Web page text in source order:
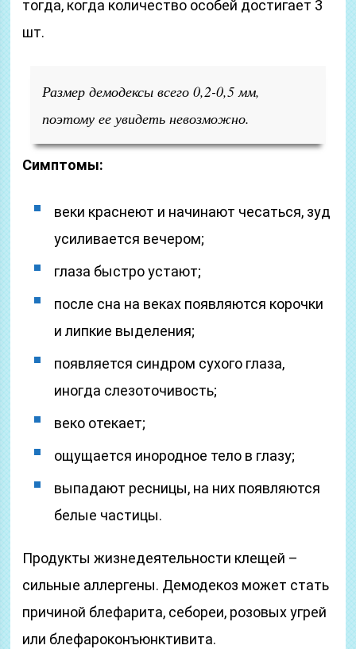
тогда, когда количество особей достигает 3
шт.
Размер демодексы всего 0,2-0,5 мм,
поэтому ее увидеть невозможно.
Симптомы:
веки краснеют и начинают чесаться, зуд
усиливается вечером;
глаза быстро устают;
после сна на веках появляются корочки
и липкие выделения;
появляется синдром сухого глаза,
иногда слезоточивость;
веко отекает;
ощущается инородное тело в глазу;
выпадают ресницы, на них появляются
белые частицы.
Продукты жизнедеятельности клещей –
сильные аллергены. Демодекоз может стать
причиной блефарита, себореи, розовых угрей
или блефароконъюнктивита.